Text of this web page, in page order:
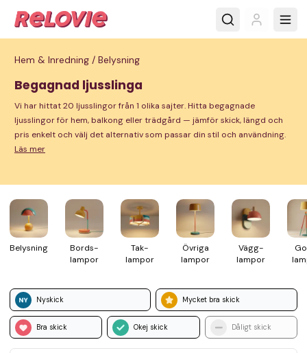
Hem & Inredning / Belysning
Begagnad ljusslinga
Vi har hittat 20 ljusslingor från 1 olika sajter. Hitta begagnade
ljusslingor för hem, balkong eller trädgård — jämför skick, längd och
pris enkelt och välj det alternativ som passar din stil och användning.
Läs mer
Belys­ning
Bords­
lampor
Tak­
lampor
Övriga
lampor
Vägg­
lampor
Nyskick Mycket bra skick
Bra skick Okej skick Dåligt skick